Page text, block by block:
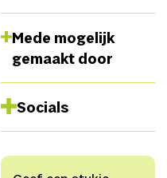
Clara Köpf, Ohtocani
Alvarez, Benjamin
en artistieke leiding
Benjamin
Kuitenbrouwer,Regie
Anouke de
Mede mogelijk
gemaakt door
Socials